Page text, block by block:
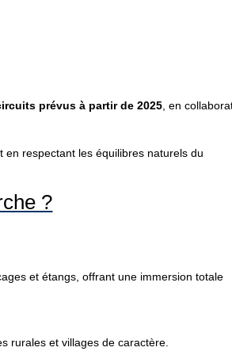
prévus à partir de 2025 , en
en respectant les équilibres naturels du
?
et étangs, offrant une immersion totale
rurales et villages de caractère.